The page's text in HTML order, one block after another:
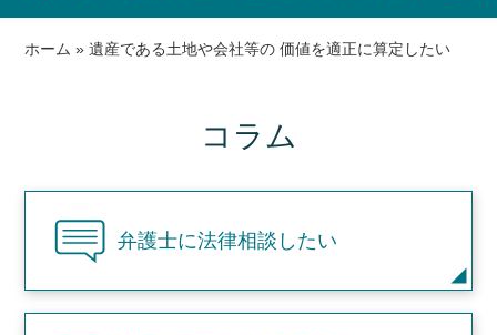
ホーム »遺産である土地や会社等の 価値を適正に算定したい
コラム
弁護士に法律相談したい